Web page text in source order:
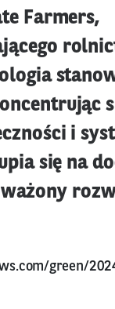
Farmers,
i
się na
green/